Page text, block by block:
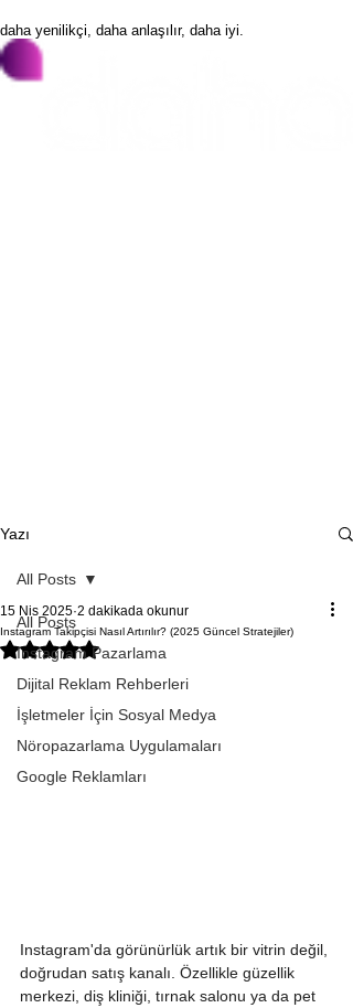
daha yenilikçi, daha anlaşılır, daha iyi.
Yazı
All Posts
Instagram Pazarlama
Dijital Reklam Rehberleri
İşletmeler İçin Sosyal Medya
Nöropazarlama Uygulamaları
Google Reklamları
All Posts
Instagram Takipçisi Nasıl Artırılır? (2025 Güncel Stratejiler)
15 Nis 2025 2 dakikada okunur
5 üzerinden NaN yıldız
Instagram'da görünürlük artık bir vitrin değil,
doğrudan satış kanalı. Özellikle güzellik
merkezi, diş kliniği, tırnak salonu ya da pet